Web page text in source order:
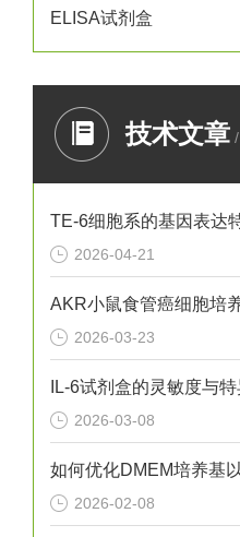
ELISA试剂盒
技术文章
2026-04-21
AKR小鼠食管癌细胞培
2026-03-23
IL-6试剂盒的灵敏度与
2026-03-08
2026-02-08